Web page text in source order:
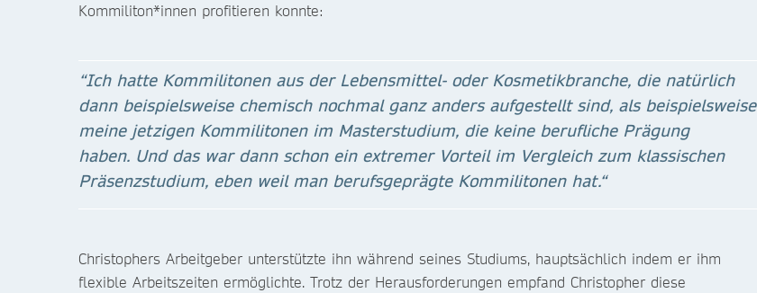
Kommiliton*innen profitieren konnte:
“Ich hatte Kommilitonen aus der Lebensmittel- oder Kosmetikbranche, die natürlich
dann beispielsweise chemisch nochmal ganz anders aufgestellt sind, als beispielsweise
meine jetzigen Kommilitonen im Masterstudium, die keine berufliche Prägung
haben. Und das war dann schon ein extremer Vorteil im Vergleich zum klassischen
Präsenzstudium, eben weil man berufsgeprägte Kommilitonen hat.“
Christophers Arbeitgeber unterstützte ihn während seines Studiums, hauptsächlich indem er ihm
flexible Arbeitszeiten ermöglichte. Trotz der Herausforderungen empfand Christopher diese